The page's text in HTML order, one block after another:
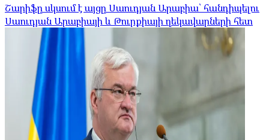
Շարիֆը սկսում է այցը Սաուդյան Արաբիա՝ հանդիպելու
Սաուդյան Արաբիայի և Թուրքիայի ղեկավարների հետ